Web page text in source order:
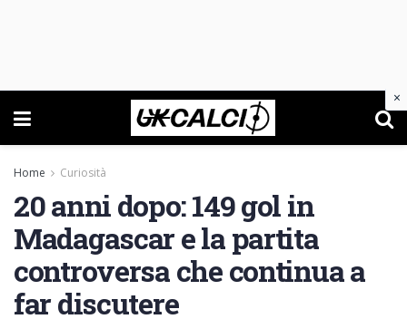
Home Curiosità
20 anni dopo: 149 gol in
Madagascar e la partita
controversa che continua a
far discutere
×